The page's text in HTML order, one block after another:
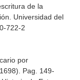
de la
. Universidad del
722-2
por
Pag. 149-